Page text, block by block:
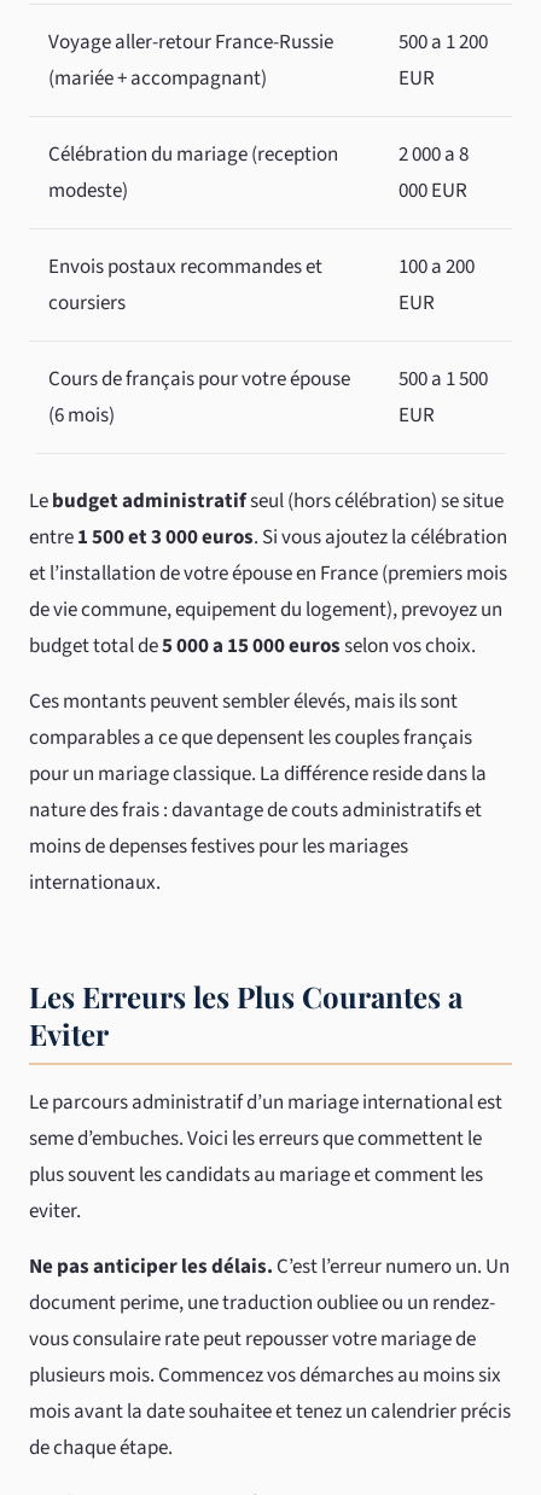
Voyage aller-retour France-Russie
(mariée + accompagnant)
500 a 1 200
EUR
Célébration du mariage (reception
modeste)
2 000 a 8
000 EUR
Envois postaux recommandes et
coursiers
100 a 200
EUR
Cours de français pour votre épouse
(6 mois)
500 a 1 500
EUR
Lebudget administratifseul (hors célébration) se situe
entre1 500 et 3 000 euros. Si vous ajoutez la célébration
et l’installation de votre épouse en France (premiers mois
de vie commune, equipement du logement), prevoyez un
budget total de5 000 a 15 000 eurosselon vos choix.
Ces montants peuvent sembler élevés, mais ils sont
comparables a ce que depensent les couples français
pour un mariage classique. La différence reside dans la
nature des frais : davantage de couts administratifs et
moins de depenses festives pour les mariages
internationaux.
Les Erreurs les Plus Courantes a
Eviter
Le parcours administratif d’un mariage international est
seme d’embuches. Voici les erreurs que commettent le
plus souvent les candidats au mariage et comment les
eviter.
Ne pas anticiper les délais. C’est l’erreur numero un. Un
document perime, une traduction oubliee ou un rendez-
vous consulaire rate peut repousser votre mariage de
plusieurs mois. Commencez vos démarches au moins six
mois avant la date souhaitee et tenez un calendrier précis
de chaque étape.